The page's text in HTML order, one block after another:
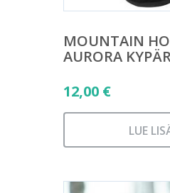
MOUNTAIN
AURORA
12,00 €
LUE